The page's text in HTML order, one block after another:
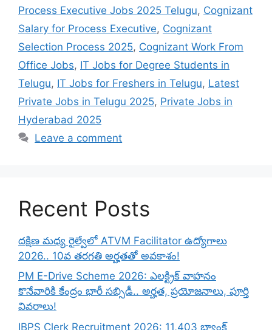
Process Executive Jobs 2025 Telugu, Cognizant
Salary for Process Executive, Cognizant
Selection Process 2025, Cognizant Work From
Office Jobs, IT Jobs for Degree Students in
Telugu, IT Jobs for Freshers in Telugu, Latest
Private Jobs in Telugu 2025, Private Jobs in
Hyderabad 2025
Leave a comment
Recent Posts
దక్షిణ మధ్య రైల్వేలో ATVM Facilitator ఉద్యోగాలు
2026.. 10వ తరగతి అర్హతతో అవకాశం!
PM E-Drive Scheme 2026: ఎలక్ట్రిక్ వాహనం
కొనేవారికి కేంద్రం భారీ సబ్సిడీ.. అర్హత, ప్రయోజనాలు, పూర్తి
వివరాలు!
IBPS Clerk Recruitment 2026: 11,403 బ్యాంక్